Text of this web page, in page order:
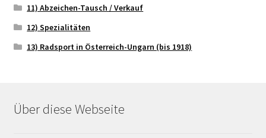
11) Abzeichen-Tausch / Verkauf
12) Spezialitäten
13) Radsport in Österreich-Ungarn (bis 1918)
Über diese Webseite